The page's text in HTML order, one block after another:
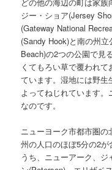
ジー・ショア(Jersey
(Gateway National
(Sandy Hook)と南の州
Beach)の2つの公園で見
くてもろい草で覆われ
ています。湿地には野
よってねじれています
なのです。
ニューヨーク市都市圏
州の人口のほぼ5分の2
うち、ニューアーク、